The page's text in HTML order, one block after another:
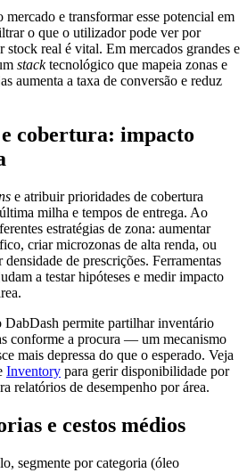
mercado e transformar esse potencial em
o que o utilizador pode ver por
stock real é vital. Em mercados grandes e
stacktecnológico que mapeia zonas e
aumenta a taxa de conversão e reduz
cobertura: impacto
e atribuir prioridades de cobertura
milha e tempos de entrega. Ao
estratégias de zona: aumentar
criar microzonas de alta renda, ou
de prescrições. Ferramentas
a testar hipóteses e medir impacto
DabDash permite partilhar inventário
conforme a procura — um mecanismo
mais depressa do que o esperado. Veja
Inventory para gerir disponibilidade por
relatórios de desempenho por área.
e cestos médios
segmente por categoria (óleo